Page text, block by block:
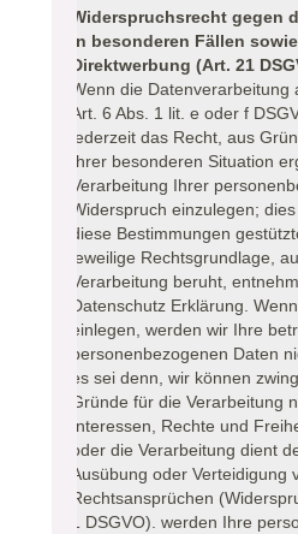
Widerspruchsrecht gegen
in besonderen Fällen
Direktwerbung (Art. 21
Wenn die Datenverarbeitung
Art. 6 Abs. 1 lit. e oder f
jederzeit das Recht, aus
Ihrer besonderen Situation
Verarbeitung Ihrer
Widerspruch einzulegen;
diese Bestimmungen
jeweilige Rechtsgrundlage,
Verarbeitung beruht,
Datenschutz Erklärung.
einlegen, werden wir Ihre
personenbezogenen Daten
es sei denn, wir können
Gründe für die Verarbeitung
Interessen, Rechte und
oder die Verarbeitung dient
Ausübung oder Verteidigung
Rechtsansprüchen
1 DSGVO). werden Ihre